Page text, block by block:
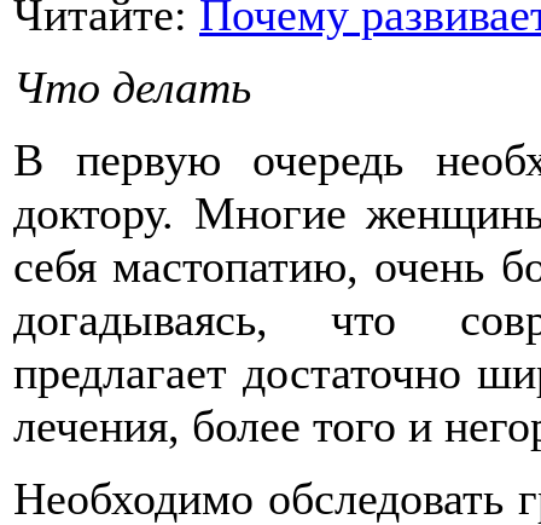
Читайте: Почему
Что делать
В первую очередь
доктору. Многие
себя мастопатию, очень
догадываясь, что
предлагает достаточно
лечения, более того и
Необходимо обследовать